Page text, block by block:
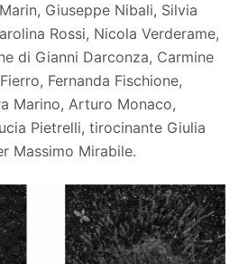
Giuseppe Nibali, Silvia
Rossi, Nicola Verderame,
di Gianni Darconza, Carmine
Fernanda Fischione,
Marino, Arturo Monaco,
Pietrelli, tirocinante Giulia
Massimo Mirabile.